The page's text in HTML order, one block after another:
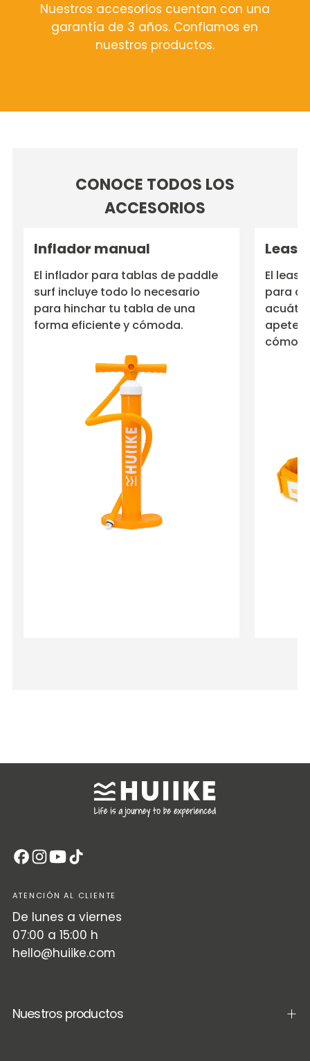
Nuestros accesorios cuentan con una
garantía de 3 años. Confiamos en
nuestros productos.
CONOCE TODOS LOS
ACCESORIOS
Inflador manual
El inflador para tablas de paddle
surf incluye todo lo necesario
para hinchar tu tabla de una
forma eficiente y cómoda.
Leash
El
para
ATENCIÓN AL CLIENTE
De lunes a viernes
07:00 a 15:00 h
hello@huiike.com
Nuestros productos